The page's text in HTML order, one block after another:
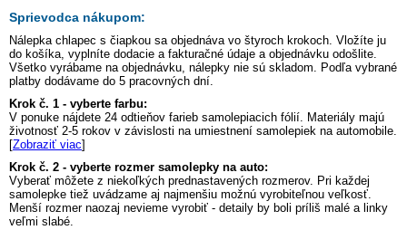
Sprievodca nákupom:
Nálepka chlapec s čiapkou sa objednáva vo štyroch krokoch. Vložíte ju
do košíka, vyplníte dodacie a fakturačné údaje a objednávku odošlite.
Všetko vyrábame na objednávku, nálepky nie sú skladom. Podľa vybrané
platby dodávame do 5 pracovných dní.
Krok č. 1 - vyberte farbu:
V ponuke nájdete 24 odtieňov farieb samolepiacich fólií. Materiály majú
životnosť 2-5 rokov v závislosti na umiestnení samolepiek na automobile.
[Zobraziť viac]
Krok č. 2 - vyberte rozmer samolepky na auto:
Vyberať môžete z niekoľkých prednastavených rozmerov. Pri každej
samolepke tiež uvádzame aj najmenšiu možnú vyrobiteľnou veľkosť.
Menší rozmer naozaj nevieme vyrobiť - detaily by boli príliš malé a linky
veľmi slabé.